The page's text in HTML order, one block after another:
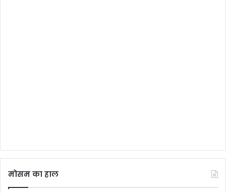
मोसम का हाल